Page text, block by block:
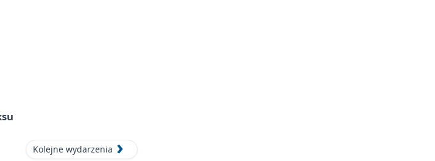
Kolejne wydarzenia